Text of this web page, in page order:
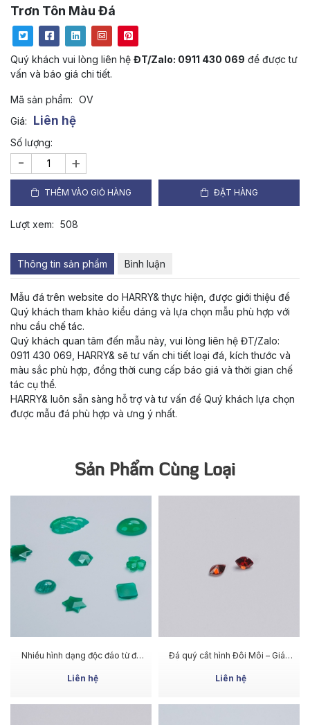
Trơn Tôn Màu Đá
Quý khách vui lòng liên hệ ĐT/Zalo: 0911 430 069 để được tư
vấn và báo giá chi tiết.
Mã sản phẩm: OV
Giá:
Liên hệ
Số lượng:
- +
THÊM VÀO GIỎ HÀNG ĐẶT HÀNG
Lượt xem: 508
Thông tin sản phẩm Bình luận
Mẫu đá trên website do HARRY& thực hiện, được giới thiệu để
Quý khách tham khảo kiểu dáng và lựa chọn mẫu phù hợp với
nhu cầu chế tác.
Quý khách quan tâm đến mẫu này, vui lòng liên hệ ĐT/Zalo:
0911 430 069, HARRY& sẽ tư vấn chi tiết loại đá, kích thước và
màu sắc phù hợp, đồng thời cung cấp báo giá và thời gian chế
tác cụ thể.
HARRY& luôn sẵn sàng hỗ trợ và tư vấn để Quý khách lựa chọn
được mẫu đá phù hợp và ưng ý nhất.
Sản Phẩm Cùng Loại
MUA NGAY
Nhiều hình dạng độc đáo từ đá
Liên hệ
MUA NGAY
Đá quý cắt hình Đôi Môi – Giác
rõ
Liên hệ